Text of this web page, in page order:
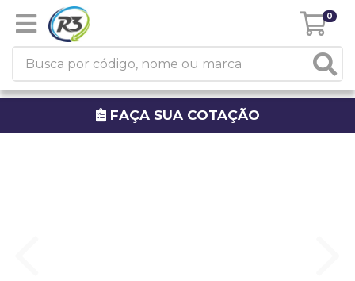
0
FAÇA SUA COTAÇÃO